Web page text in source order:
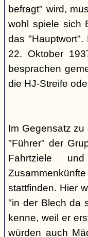
befragt" wird,
wohl spiele sich
das "Hauptwort".
22. Oktober
besprachen
die HJ-Streife
Im Gegensatz
"Führer" der
Fahrtziele
stattfinden. Hier
"in der Blech da
kenne, weil er
würden auch